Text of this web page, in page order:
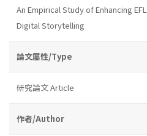
An Empirical Study of Enhancing
Digital Storytelling
論文屬性/Type
研究論文 Article
作者/Author